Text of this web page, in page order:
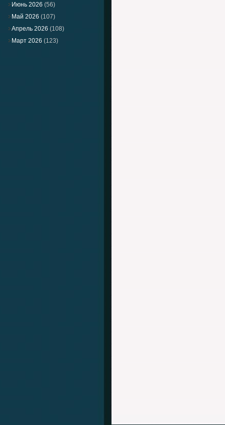
Июнь 2026 (56)
Май 2026 (107)
Апрель 2026 (108)
Март 2026 (123)